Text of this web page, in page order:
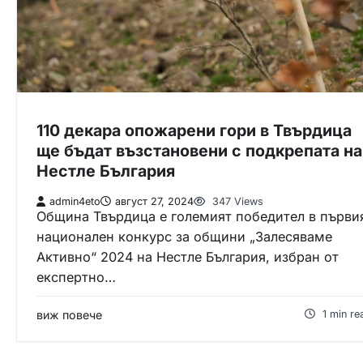
110 декара опожарени гори в Твърдица
ще бъдат възстановени с подкрепата на
Нестле България
admin4eto август 27, 2024 347 Views
Община Твърдица е големият победител в
национален конкурс за общини „Залесяваме
Активно“ 2024 на Нестле България, избран от
експертно…
виж повече 1 min